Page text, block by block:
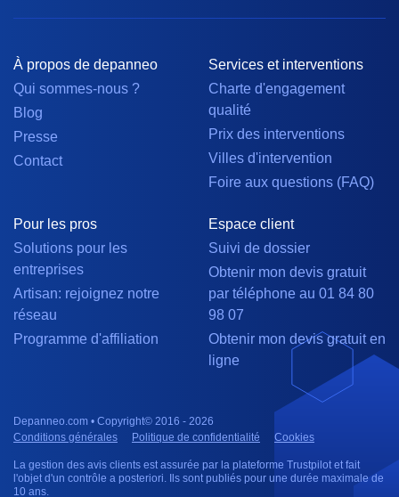
À propos de depanneo
Qui sommes-nous ?
Blog
Presse
Contact
Services et interventions
Charte d'engagement
qualité
Prix des interventions
Villes d'intervention
Foire aux questions (FAQ)
Pour les pros
Solutions pour les
entreprises
Artisan: rejoignez notre
réseau
Programme d'affiliation
Espace client
Suivi de dossier
Obtenir mon devis gratuit
par téléphone au 01 84 80
98 07
Obtenir mon devis gratuit en
ligne
Depanneo.com • Copyright© 2016 - 2026
Conditions générales
Politique de confidentialité Cookies
La gestion des avis clients est assurée par la plateforme Trustpilot et fait
l'objet d'un contrôle a posteriori. Ils sont publiés pour une durée maximale de
10 ans.